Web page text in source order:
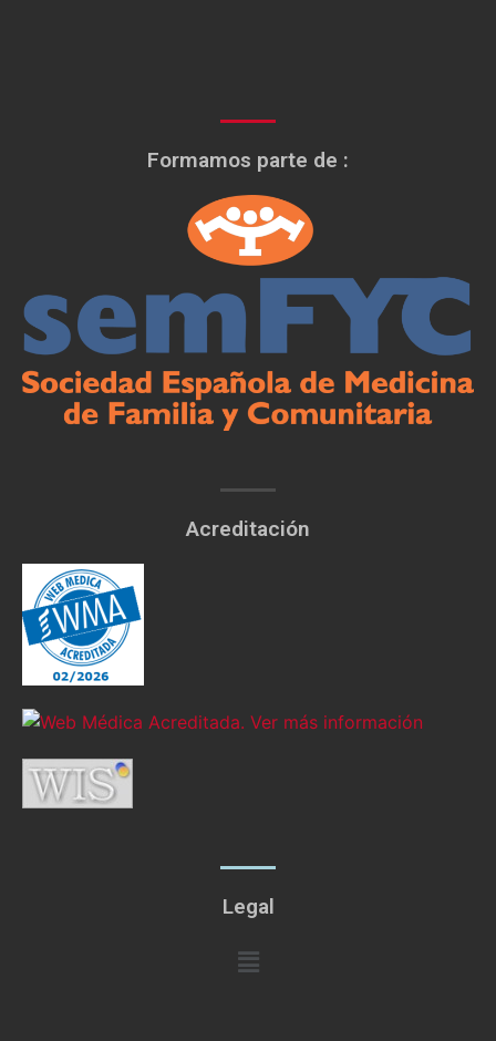
Formamos parte de :
Acreditación
Legal
Menú